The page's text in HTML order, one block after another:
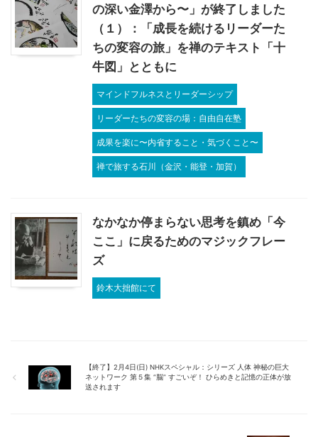
の深い金澤から〜」が終了しました
（１）：「成長を続けるリーダーた
ちの変容の旅」を禅のテキスト「十
牛図」とともに
マインドフルネスとリーダーシップ
リーダーたちの変容の場：自由自在塾
成果を楽に〜内省すること・気づくこと〜
禅で旅する石川（金沢・能登・加賀）
なかなか停まらない思考を鎮め「今
ここ」に戻るためのマジックフレー
ズ
鈴木大拙館にて
【終了】2月4日(日) NHKスペシャル：シリーズ 人体 神秘の巨大
ネットワーク 第５集 “脳” すごいぞ！ ひらめきと記憶の正体が放
送されます